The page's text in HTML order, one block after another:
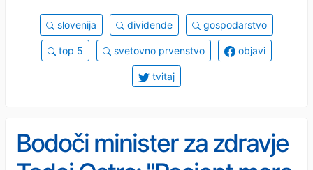
slovenija dividende gospodarstvo
top 5 svetovno prvenstvo objavi
tvitaj
Bodoči minister za zdravje